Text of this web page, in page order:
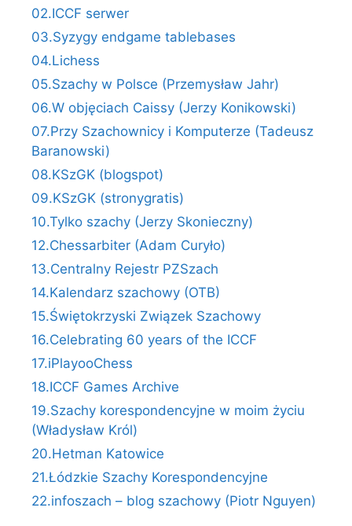
02.ICCF serwer
03.Syzygy endgame tablebases
04.Lichess
05.Szachy w Polsce (Przemysław Jahr)
06.W objęciach Caissy (Jerzy Konikowski)
07.Przy Szachownicy i Komputerze (Tadeusz
Baranowski)
08.KSzGK (blogspot)
09.KSzGK (stronygratis)
10.Tylko szachy (Jerzy Skonieczny)
12.Chessarbiter (Adam Curyło)
13.Centralny Rejestr PZSzach
14.Kalendarz szachowy (OTB)
15.Świętokrzyski Związek Szachowy
16.Celebrating 60 years of the ICCF
17.iPlayooChess
18.ICCF Games Archive
19.Szachy korespondencyjne w moim życiu
(Władysław Król)
20.Hetman Katowice
21.Łódzkie Szachy Korespondencyjne
22.infoszach – blog szachowy (Piotr Nguyen)